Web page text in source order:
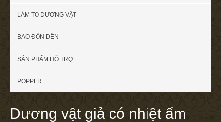
LÀM TO DƯƠNG VẬT
BAO ĐÔN DÊN
SẢN PHẨM HỖ TRỢ
POPPER
Dương vật giả có nhiệt ấm